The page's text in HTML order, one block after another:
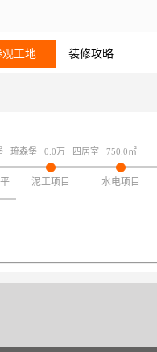
观工地 装修攻略
琉森堡 0.0万 四居室 750.0㎡
泥工项目 水电项目